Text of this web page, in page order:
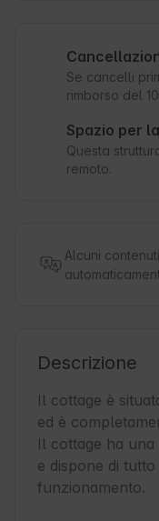
Se cancelli
rimborso del
Spazio per
Questa
remoto.
Alcuni
Descrizione
Il cottage è
ed è
Il cottage ha
e dispone di
funzionamento.